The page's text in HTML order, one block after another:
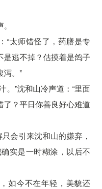
“太师错怪了，药膳是专
逃不掉？估摸着是鸽子
泻。”
。”沈和山冷声道：“里面
？平日你善良好心难道
会引来沈和山的嫌弃，
实是一时糊涂，以后不
如今不在年轻，美貌还